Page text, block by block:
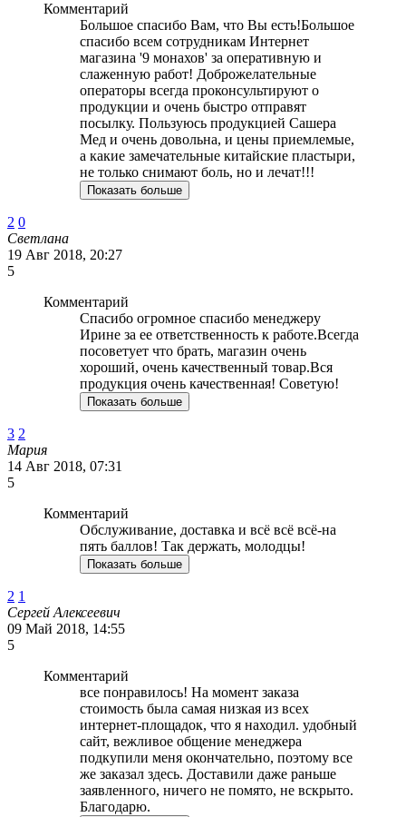
Комментарий
Большое спасибо Вам, что Вы есть!Большое
спасибо всем сотрудникам Интернет
магазина '9 монахов' за оперативную и
слаженную работ! Доброжелательные
операторы всегда проконсультируют о
продукции и очень быстро отправят
посылку. Пользуюсь продукцией Сашера
Мед и очень довольна, и цены приемлемые,
а какие замечательные китайские пластыри,
не только снимают боль, но и лечат!!!
Показать больше
2 0
Светлана
19 Авг 2018, 20:27
5
Комментарий
Спасибо огромное спасибо менеджеру
Ирине за ее ответственность к работе.Всегда
посоветует что брать, магазин очень
хороший, очень качественный товар.Вся
продукция очень качественная! Советую!
Показать больше
3 2
Мария
14 Авг 2018, 07:31
5
Комментарий
Обслуживание, доставка и всё всё всё-на
пять баллов! Так держать, молодцы!
Показать больше
2 1
Сергей Алексеевич
09 Май 2018, 14:55
5
Комментарий
все понравилось! На момент заказа
стоимость была самая низкая из всех
интернет-площадок, что я находил. удобный
сайт, вежливое общение менеджера
подкупили меня окончательно, поэтому все
же заказал здесь. Доставили даже раньше
заявленного, ничего не помято, не вскрыто.
Благодарю.